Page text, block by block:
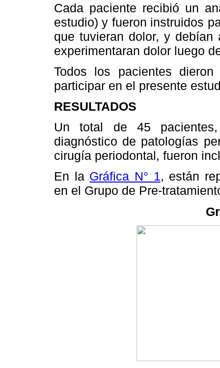
Cada paciente recibió un
estudio) y fueron instruidos
que tuvieran dolor, y
experimentaran dolor luego
Todos los pacientes
participar en el presente
RESULTADOS
Un total de 45
diagnóstico de patologías
cirugía periodontal, fueron
En la Gráfica N° 1, están
en el Grupo de Pre-